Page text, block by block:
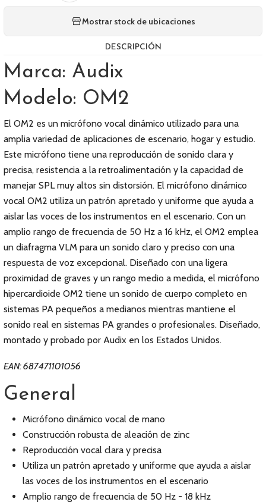
Mostrar stock de ubicaciones
DESCRIPCIÓN
Marca: Audix
Modelo: OM2
El OM2 es un micrófono vocal dinámico utilizado para una
amplia variedad de aplicaciones de escenario, hogar y estudio.
Este micrófono tiene una reproducción de sonido clara y
precisa, resistencia a la retroalimentación y la capacidad de
manejar SPL muy altos sin distorsión. El micrófono dinámico
vocal OM2 utiliza un patrón apretado y uniforme que ayuda a
aislar las voces de los instrumentos en el escenario. Con un
amplio rango de frecuencia de 50 Hz a 16 kHz, el OM2 emplea
un diafragma VLM para un sonido claro y preciso con una
respuesta de voz excepcional. Diseñado con una ligera
proximidad de graves y un rango medio a medida, el micrófono
hipercardioide OM2 tiene un sonido de cuerpo completo en
sistemas PA pequeños a medianos mientras mantiene el
sonido real en sistemas PA grandes o profesionales. Diseñado,
montado y probado por Audix en los Estados Unidos.
EAN: 687471101056
General
Micrófono dinámico vocal de mano
Construcción robusta de aleación de zinc
Reproducción vocal clara y precisa
Utiliza un patrón apretado y uniforme que ayuda a aislar
las voces de los instrumentos en el escenario
Amplio rango de frecuencia de 50 Hz - 18 kHz